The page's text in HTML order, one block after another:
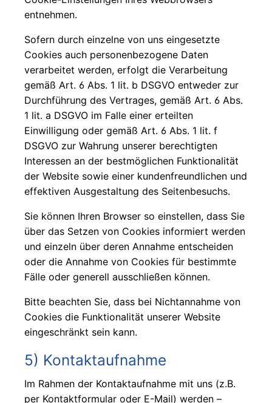
entnehmen.
Sofern durch einzelne von uns eingesetzte
Cookies auch personenbezogene Daten
verarbeitet werden, erfolgt die Verarbeitung
gemäß Art. 6 Abs. 1 lit. b DSGVO entweder zur
Durchführung des Vertrages, gemäß Art. 6 Abs.
1 lit. a DSGVO im Falle einer erteilten
Einwilligung oder gemäß Art. 6 Abs. 1 lit. f
DSGVO zur Wahrung unserer berechtigten
Interessen an der bestmöglichen Funktionalität
der Website sowie einer kundenfreundlichen und
effektiven Ausgestaltung des Seitenbesuchs.
Sie können Ihren Browser so einstellen, dass Sie
über das Setzen von Cookies informiert werden
und einzeln über deren Annahme entscheiden
oder die Annahme von Cookies für bestimmte
Fälle oder generell ausschließen können.
Bitte beachten Sie, dass bei Nichtannahme von
Cookies die Funktionalität unserer Website
eingeschränkt sein kann.
5) Kontaktaufnahme
Im Rahmen der Kontaktaufnahme mit uns (z.B.
per Kontaktformular oder E-Mail) werden –